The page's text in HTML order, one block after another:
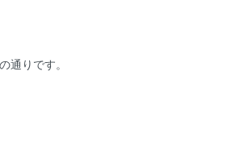
通りです。